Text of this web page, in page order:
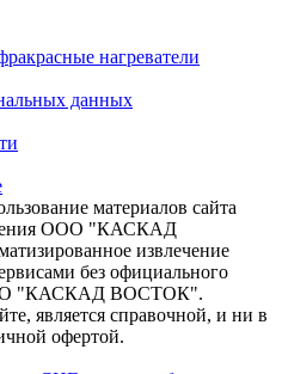
нагреватели
данных
материалов сайта
ООО "КАСКАД
извлечение
без официального
"КАСКАД ВОСТОК".
является справочной, и ни в
офертой.